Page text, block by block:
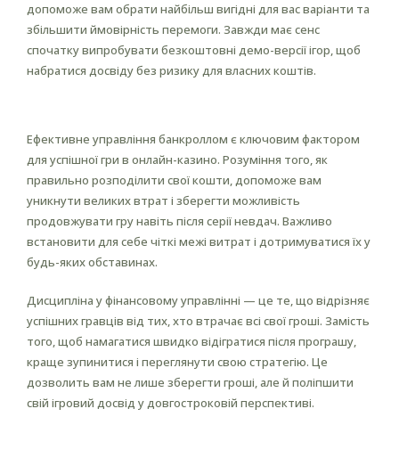
допоможе вам обрати найбільш вигідні для вас варіанти та
збільшити ймовірність перемоги. Завжди має сенс
спочатку випробувати безкоштовні демо-версії ігор, щоб
набратися досвіду без ризику для власних коштів.
Ефективне управління банкроллом є ключовим фактором
для успішної гри в онлайн-казино. Розуміння того, як
правильно розподілити свої кошти, допоможе вам
уникнути великих втрат і зберегти можливість
продовжувати гру навіть після серії невдач. Важливо
встановити для себе чіткі межі витрат і дотримуватися їх у
будь-яких обставинах.
Дисципліна у фінансовому управлінні — це те, що відрізняє
успішних гравців від тих, хто втрачає всі свої гроші. Замість
того, щоб намагатися швидко відігратися після програшу,
краще зупинитися і переглянути свою стратегію. Це
дозволить вам не лише зберегти гроші, але й поліпшити
свій ігровий досвід у довгостроковій перспективі.